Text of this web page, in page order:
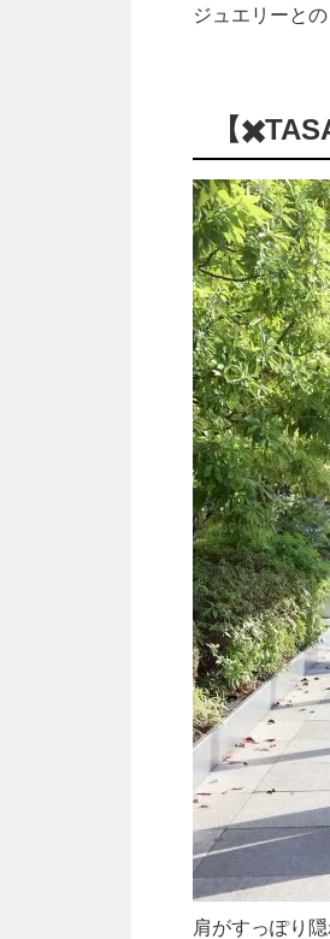
ジュエリーと
【
肩がすっぽり